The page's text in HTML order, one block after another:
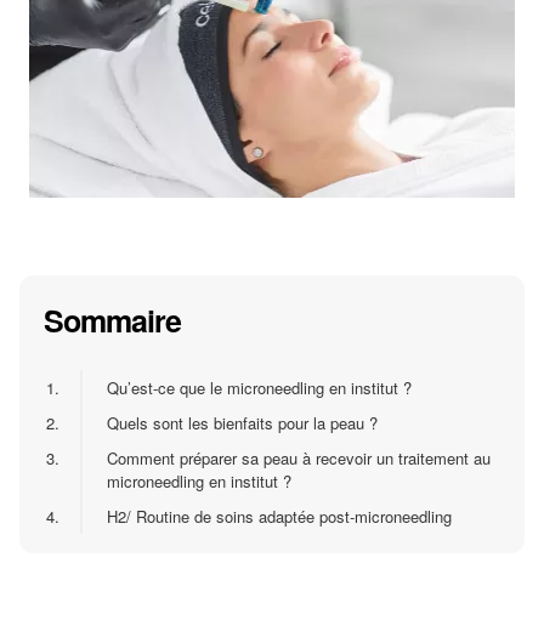
Sommaire
1.
Qu’est-ce que le microneedling en institut ?
2.
Quels sont les bienfaits pour la peau ?
3.
Comment préparer sa peau à recevoir un traitement au
microneedling en institut ?
4.
H2/ Routine de soins adaptée post-microneedling